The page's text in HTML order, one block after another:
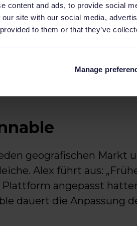
content and ads, to provide social
site with our social media,
to them or that they’ve
Manage
and then I easily
we just need to
to Channable. The
geografischen
Alex führt aus:
angepasst
dauert die Anpassung